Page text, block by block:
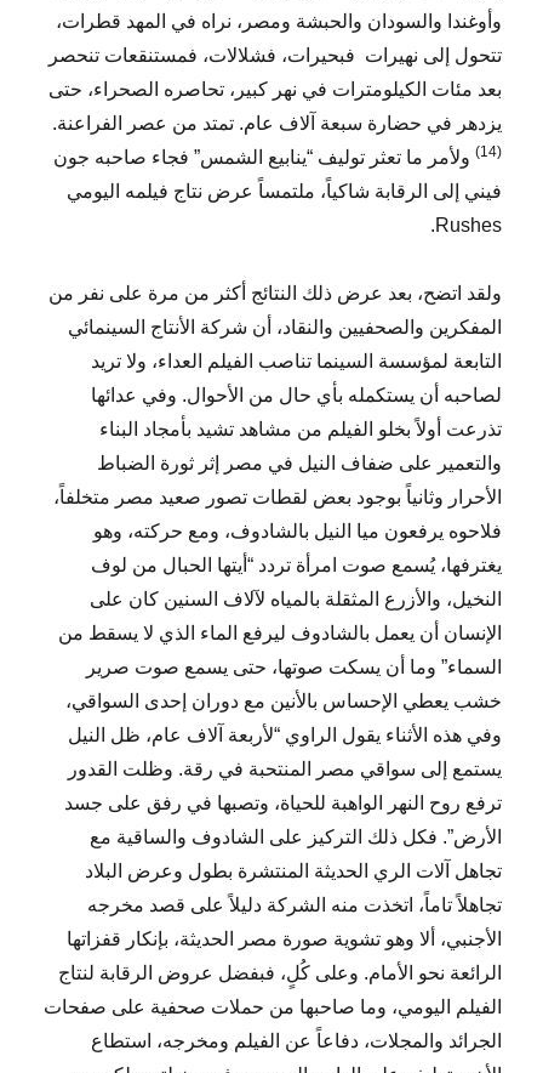
وأوغندا والسودان والحبشة ومصر، نراه في المهد قطرات،
تتحول إلى نهيرات فبحيرات، فشلالات، فمستنقعات تنحصر
بعد مئات الكيلومترات في نهر كبير، تحاصره الصحراء، حتى
يزدهر في حضارة سبعة آلاف عام. تمتد من عصر الفراعنة.
(14)
ولأمر ما تعثر توليف “ينابيع الشمس” فجاء صاحبه جون
فيني إلى الرقابة شاكياً، ملتمساً عرض نتاج فيلمه اليومي
Rushes
.
ولقد اتضح، بعد عرض ذلك النتائج أكثر من مرة على نفر من
المفكرين والصحفيين والنقاد، أن شركة الأنتاج السينمائي
التابعة لمؤسسة السينما تناصب الفيلم العداء، ولا تريد
لصاحبه أن يستكمله بأي حال من الأحوال. وفي عدائها
تذرعت أولاً بخلو الفيلم من مشاهد تشيد بأمجاد البناء
والتعمير على ضفاف النيل في مصر إثر ثورة الضباط
الأحرار وثانياً بوجود بعض لقطات تصور صعيد مصر متخلفاً،
فلاحوه يرفعون ميا النيل بالشادوف، ومع حركته، وهو
يغترفها، يُسمع صوت امرأة تردد “أيتها الحبال من لوف
النخيل، والأزرع المثقلة بالمياه لآلاف السنين كان على
الإنسان أن يعمل بالشادوف ليرفع الماء الذي لا يسقط من
السماء” وما أن يسكت صوتها، حتى يسمع صوت صرير
خشب يعطي الإحساس بالأنين مع دوران إحدى السواقي،
وفي هذه الأثناء يقول الراوي “لأربعة آلاف عام، ظل النيل
يستمع إلى سواقي مصر المنتحبة في رقة. وظلت القدور
ترفع روح النهر الواهبة للحياة، وتصبها في رفق على جسد
الأرض”. فكل ذلك التركيز على الشادوف والساقية مع
تجاهل آلات الري الحديثة المنتشرة بطول وعرض البلاد
تجاهلاً تاماً، اتخذت منه الشركة دليلاً على قصد مخرجه
الأجنبي، ألا وهو تشوية صورة مصر الحديثة، بإنكار قفزاتها
الرائعة نحو الأمام. وعلى كُلٍ، فبفضل عروض الرقابة لنتاج
الفيلم اليومي، وما صاحبها من حملات صحفية على صفحات
الجرائد والمجلات، دفاعاً عن الفيلم ومخرجه، استطاع